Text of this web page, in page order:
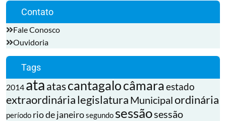
Contato
Fale Conosco
Ouvidoria
Tags
2014 ata atascantagalocâmaraestado
extraordinárialegislatura Municipalordinária
período rio de janeirosegundo sessãosessão